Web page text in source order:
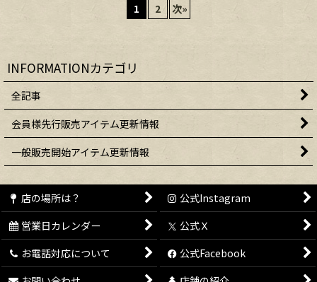
1 2 次»
INFORMATIONカテゴリ
全記事
会員様先行販売アイテム更新情報
一般販売開始アイテム更新情報
店の場所は？
公式Instagram
営業日カレンダー
公式Ｘ
お電話対応について
公式Facebook